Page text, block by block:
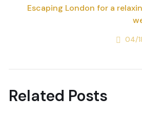
Escaping London for a
04/
Related Posts